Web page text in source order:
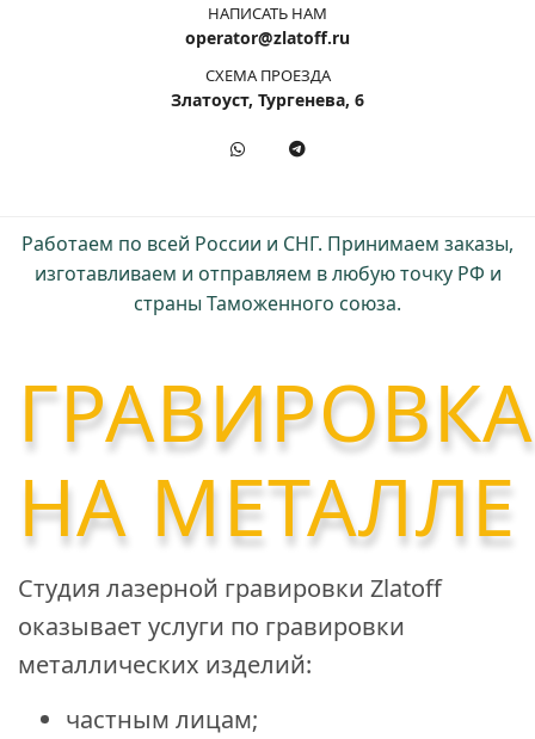
НАПИСАТЬ НАМ
operator@zlatoff.ru
СХЕМА ПРОЕЗДА
Златоуст, Тургенева, 6
Работаем по всей России и СНГ. Принимаем заказы,
изготавливаем и отправляем в любую точку РФ и
страны Таможенного союза.
ГРАВИРОВКА
НА МЕТАЛЛЕ
Студия лазерной гравировки Zlatoff
оказывает услуги по гравировки
металлических изделий:
частным лицам;